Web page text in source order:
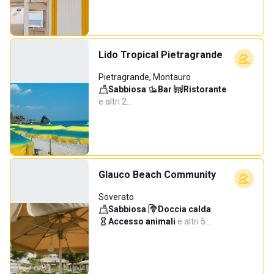
Lido Tropical Pietragrande
Pietragrande, Montauro
Sabbiosa· Bar· Ristorante·
e altri 2…
Glauco Beach Community
Soverato
Sabbiosa· Doccia calda·
Accesso animali·e altri 5…